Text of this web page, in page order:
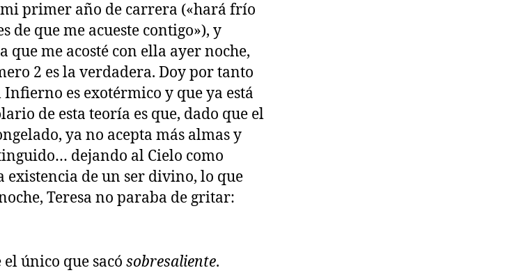
primer año de carrera («hará frío
de que me acueste contigo»), y
que me acosté con ella ayer noche,
2 es la verdadera. Doy por tanto
es exotérmico y que ya está
de esta teoría es que, dado que el
ya no acepta más almas y
dejando al Cielo como
existencia de un ser divino, lo que
Teresa no paraba de gritar:
único que sacó sobresaliente.